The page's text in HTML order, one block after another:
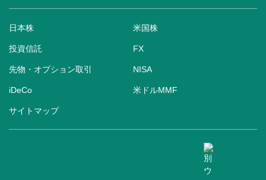
日本株 米国株
投資信託 FX
先物・オプション取引 NISA
iDeCo 米ドルMMF
サイトマップ